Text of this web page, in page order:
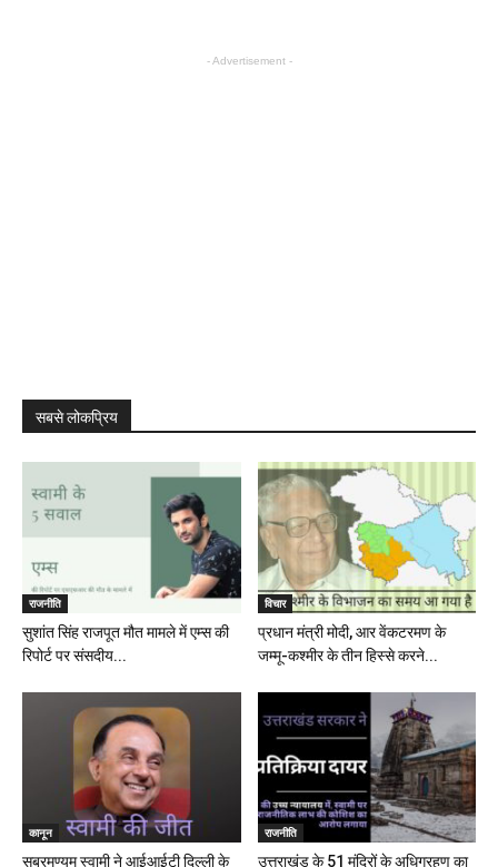
- Advertisement -
सबसे लोकप्रिय
राजनीति
सुशांत सिंह राजपूत मौत मामले में एम्स की
रिपोर्ट पर संसदीय...
विचार
प्रधान मंत्री मोदी, आर वेंकटरमण के
जम्मू-कश्मीर के तीन हिस्से करने...
कानून
सुब्रमण्यम स्वामी ने आईआईटी दिल्ली के
राजनीति
उत्तराखंड के 51 मंदिरों के अधिग्रहण का